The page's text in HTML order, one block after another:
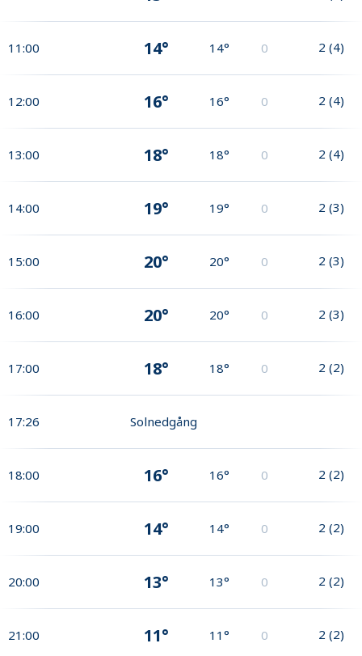
11:00 14° 14° 0 2 (4)
12:00 16° 16° 0 2 (4)
13:00 18° 18° 0 2 (4)
14:00 19° 19° 0 2 (3)
15:00 20° 20° 0 2 (3)
16:00 20° 20° 0 2 (3)
17:00 18° 18° 0 2 (2)
17:26 Solnedgång
18:00 16° 16° 0 2 (2)
19:00 14° 14° 0 2 (2)
20:00 13° 13° 0 2 (2)
21:00 11° 11° 0 2 (2)